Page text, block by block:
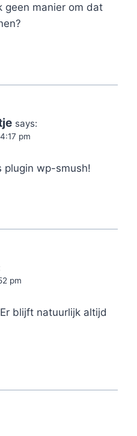
geen manier om dat
says:
pm
plugin wp-smush!
pm
blijft natuurlijk altijd